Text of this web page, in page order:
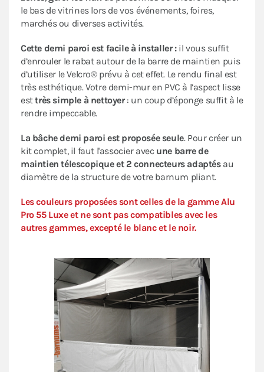
le bas de vitrines lors de vos événements, foires,
marchés ou diverses activités.
Cette demi paroi est facile à installer :il vous suffit
d’enrouler le rabat autour de la barre de maintien puis
d’utiliser le Velcro® prévu à cet effet. Le rendu final est
très esthétique. Votre demi-mur en PVC à l’aspect lisse
esttrès simple à nettoyer: un coup d’éponge suffit à le
rendre impeccable.
La bâche demi paroi est proposée seule. Pour créer un
kit complet, il faut l'associer avec une barre de
maintien télescopique et 2 connecteurs adaptésau
diamètre de la structure de votre barnum pliant.
Les couleurs proposées sont celles de la gamme Alu
Pro 55 Luxe et ne sont pas compatibles avec les
autres gammes, excepté le blanc et le noir.